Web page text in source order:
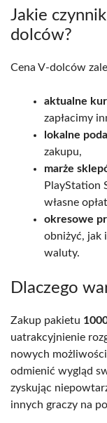
Jakie
dolców?
Cena V-dolców
aktualne
zapłacimy
lokalne
zakupu,
marże
PlayStation
własne
okresowe
obniżyć, jak
waluty.
Dlaczego
Zakup pakietu
uatrakcyjnienie
nowych
odmienić wygląd
zyskując
innych graczy na